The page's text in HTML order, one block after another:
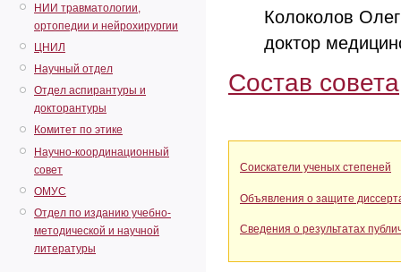
НИИ травматологии,
ортопедии и нейрохирургии
ЦНИЛ
Научный отдел
Отдел аспирантуры и
докторантуры
Комитет по этике
Научно-координационный
совет
ОМУС
Отдел по изданию учебно-
методической и научной
литературы
Колоколов
доктор
Состав совета
Соискатели ученых степеней
Объявления о защите
Сведения о результатах